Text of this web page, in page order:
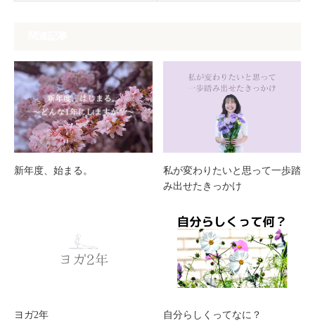
新年度、始まる。
私が変わりたいと思って一歩踏
み出せたきっかけ
ヨガ2年 自分らしくってなに？